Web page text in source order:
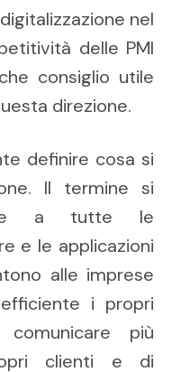
nel
delle PMI
consiglio utile
direzione.
definire cosa si
Il termine si
a tutte le
e le applicazioni
alle imprese
i propri
più
clienti e di